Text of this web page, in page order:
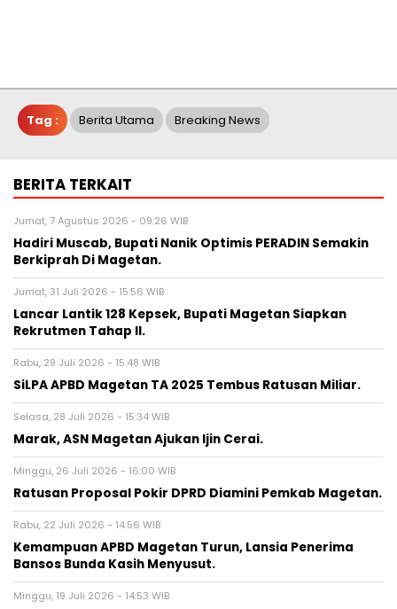
Tag : Berita Utama Breaking News
BERITA TERKAIT
Jumat, 7 Agustus 2026 - 09:26 WIB
Hadiri Muscab, Bupati Nanik Optimis PERADIN Semakin
Berkiprah Di Magetan.
Jumat, 31 Juli 2026 - 15:56 WIB
Lancar Lantik 128 Kepsek, Bupati Magetan Siapkan
Rekrutmen Tahap II.
Rabu, 29 Juli 2026 - 15:48 WIB
SiLPA APBD Magetan TA 2025 Tembus Ratusan Miliar.
Selasa, 28 Juli 2026 - 15:34 WIB
Marak, ASN Magetan Ajukan Ijin Cerai.
Minggu, 26 Juli 2026 - 16:00 WIB
Ratusan Proposal Pokir DPRD Diamini Pemkab Magetan.
Rabu, 22 Juli 2026 - 14:56 WIB
Kemampuan APBD Magetan Turun, Lansia Penerima
Bansos Bunda Kasih Menyusut.
Minggu, 19 Juli 2026 - 14:53 WIB